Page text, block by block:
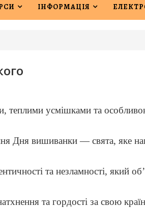
ІНФОРМАЦІЯ
теплими усмішками та
Дня вишиванки — свята, яке
та незламності, який
та гордості за свою